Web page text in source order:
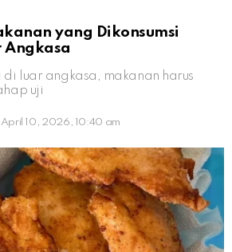
yang Dikonsumsi
Angkasa
di luar angkasa, makanan harus
uji
April 10, 2026, 10:40 am